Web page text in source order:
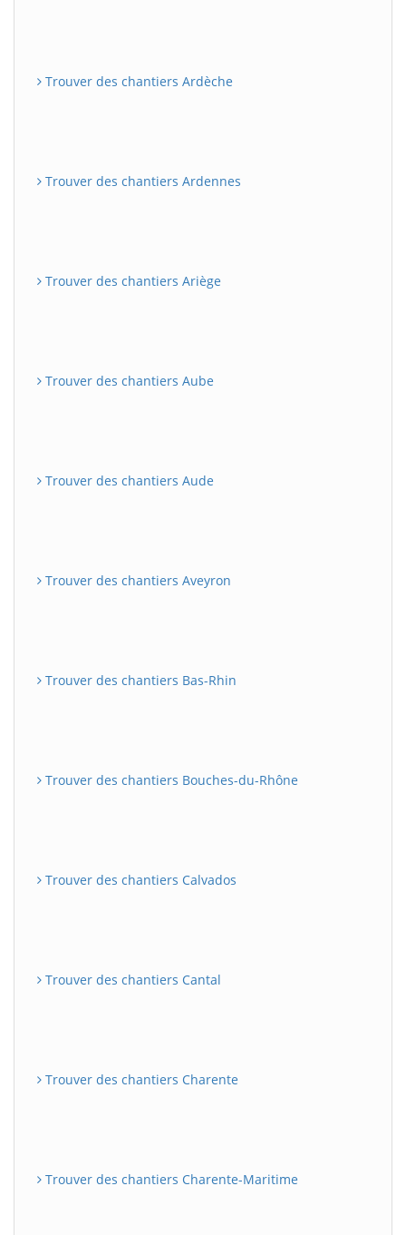
Trouver des chantiers Ardèche
Trouver des chantiers Ardennes
Trouver des chantiers Ariège
Trouver des chantiers Aube
Trouver des chantiers Aude
Trouver des chantiers Aveyron
Trouver des chantiers Bas-Rhin
Trouver des chantiers Bouches-du-Rhône
Trouver des chantiers Calvados
Trouver des chantiers Cantal
Trouver des chantiers Charente
Trouver des chantiers Charente-Maritime